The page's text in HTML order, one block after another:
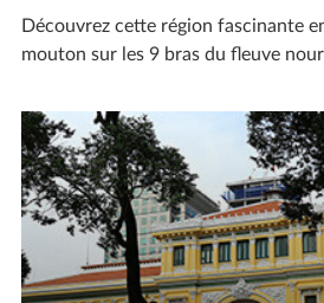
Découvrez cette région fascinante
mouton sur les 9 bras du fleuve